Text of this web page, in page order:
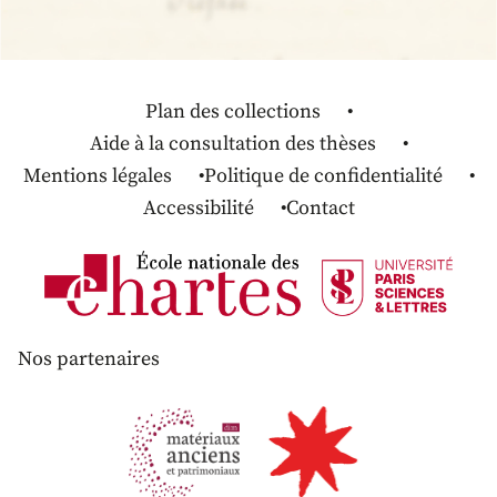
Plan des collections
Aide à la consultation des thèses
Mentions légales
Politique de confidentialité
Accessibilité
Contact
Nos partenaires